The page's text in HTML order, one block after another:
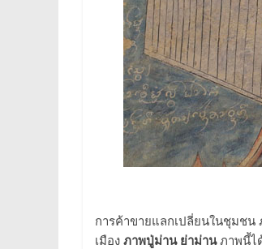
การค้าขายแลกเปลี่ยนในชุมชน
เมือง ภาพปู่ม่าน ย่าม่านภาพนี้ไ